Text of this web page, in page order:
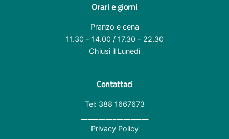
Orari e giorni
Pranzo e cena
11.30 - 14.00 / 17.30 - 22.30
Chiusi il Lunedì
Contattaci
Tel: 388 1667673
Privacy Policy